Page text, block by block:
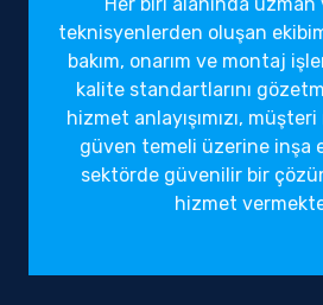
teknisyenlerden oluşan
bakım, onarım ve montaj
kalite standartlarını
hizmet anlayışımızı,
güven temeli üzerine inşa
sektörde güvenilir bir
hizmet